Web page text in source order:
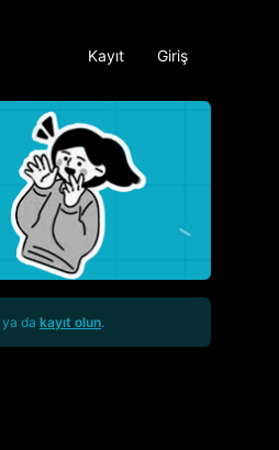
Kayıt Giriş
ya da kayıt olun.